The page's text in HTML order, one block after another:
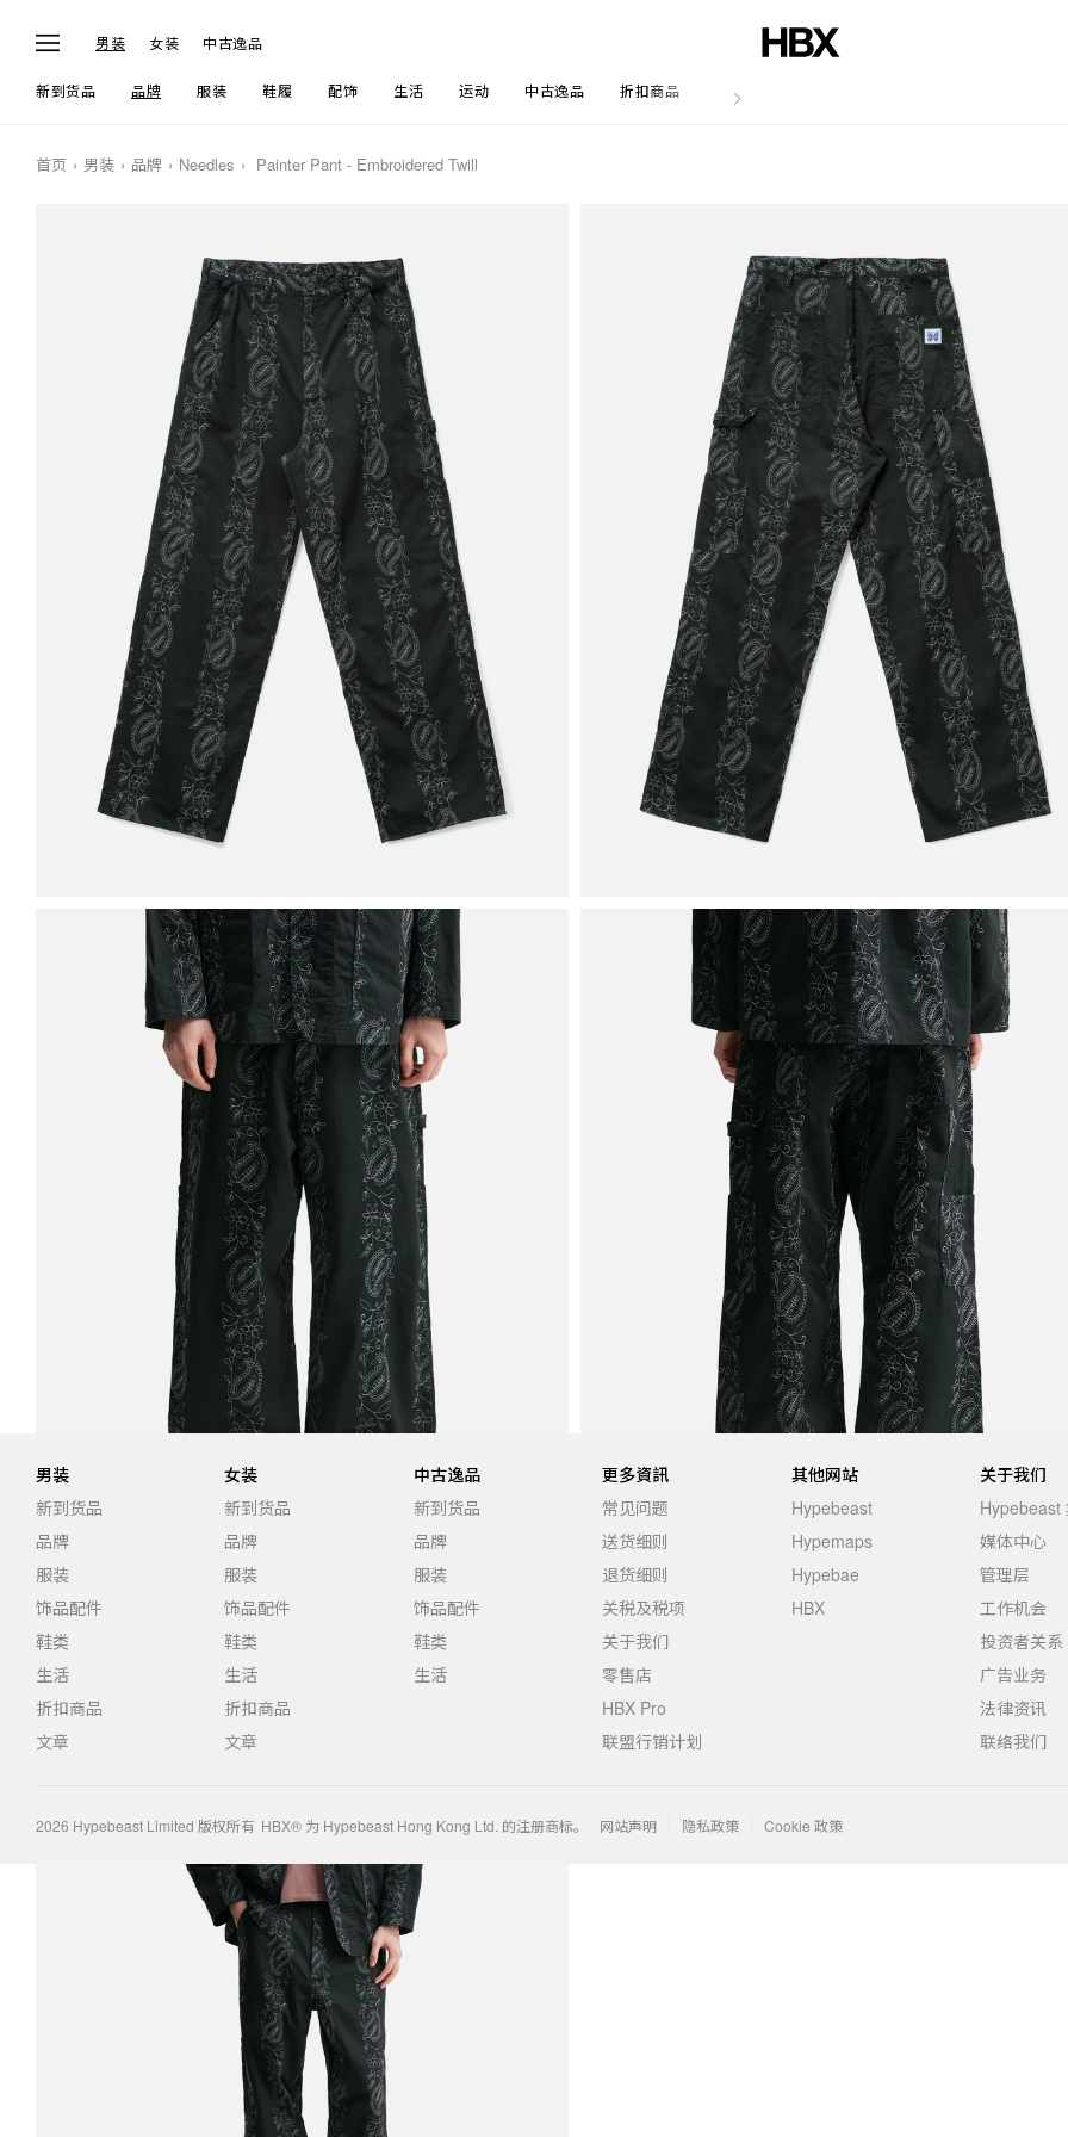
男装 女装 中古逸品
新到货品 品牌 服装 鞋履 配饰 生活 运动 中古逸品 折扣商品 文章
首页 男装 品牌 Needles Painter Pant - Embroidered Twill
男装
新到货品
品牌
服装
饰品配件
鞋类
生活
折扣商品
文章
女装
新到货品
品牌
服装
饰品配件
鞋类
生活
折扣商品
文章
中古逸品
新到货品
品牌
服装
饰品配件
鞋类
生活
更多資訊
常见问题
送货细则
退货细则
关税及税项
关于我们
零售店
HBX Pro
联盟行销计划
其他网站
Hypebeast
Hypemaps
Hypebae
HBX
关于我们
Hypebeast
媒体中心
管理层
工作机会
投资者关系
广告业务
法律资讯
联络我们
2026 Hypebeast Limited 版权所有 HBX® 为 Hypebeast Hong Kong Ltd. 的注册商标。 网站声明 隐私政策 Cookie 政策